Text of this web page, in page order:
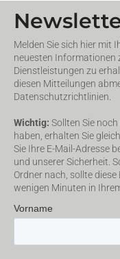
Melden Sie sich hier mit
neuesten Informationen
Dienstleistungen zu
diesen Mitteilungen
Datenschutzrichtlinien.
Wichtig: Sollten Sie
haben, erhalten Sie
Sie Ihre E-Mail-Adresse
und unserer Sicherheit.
Ordner nach, sollte
wenigen Minuten in